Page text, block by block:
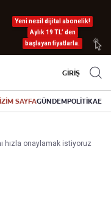
Yeni nesil dijital abonelik!
Aylık 19 TL’ den
başlayan fiyatlarla.
GİRİŞ
SAYFAGÜNDEMPOLİTİKA
hızla onaylamak istiyoruz